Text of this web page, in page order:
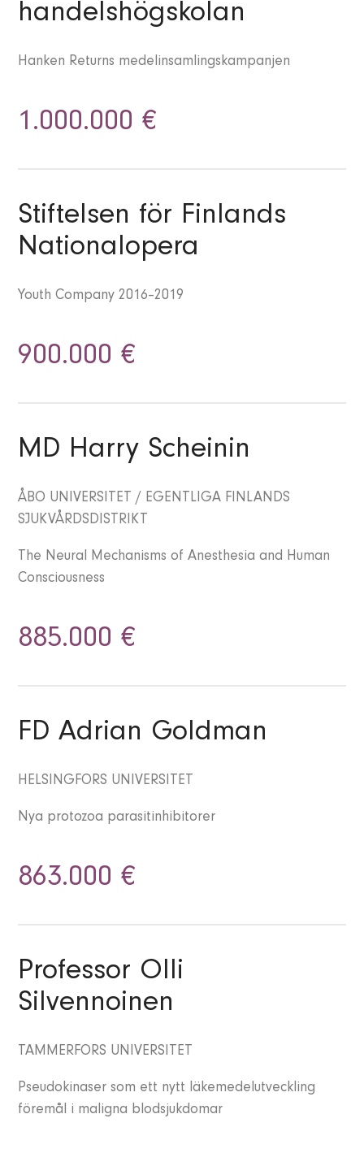
handelshögskolan
Hanken Returns medelinsamlingskampanjen
1.000.000 €
Stiftelsen för Finlands
Nationalopera
Youth Company 2016–2019
900.000 €
MD Harry Scheinin
ÅBO UNIVERSITET / EGENTLIGA FINLANDS
SJUKVÅRDSDISTRIKT
The Neural Mechanisms of Anesthesia and Human
Consciousness
885.000 €
FD Adrian Goldman
HELSINGFORS UNIVERSITET
Nya protozoa parasitinhibitorer
863.000 €
Professor Olli
Silvennoinen
TAMMERFORS UNIVERSITET
Pseudokinaser som ett nytt läkemedelutveckling
föremål i maligna blodsjukdomar